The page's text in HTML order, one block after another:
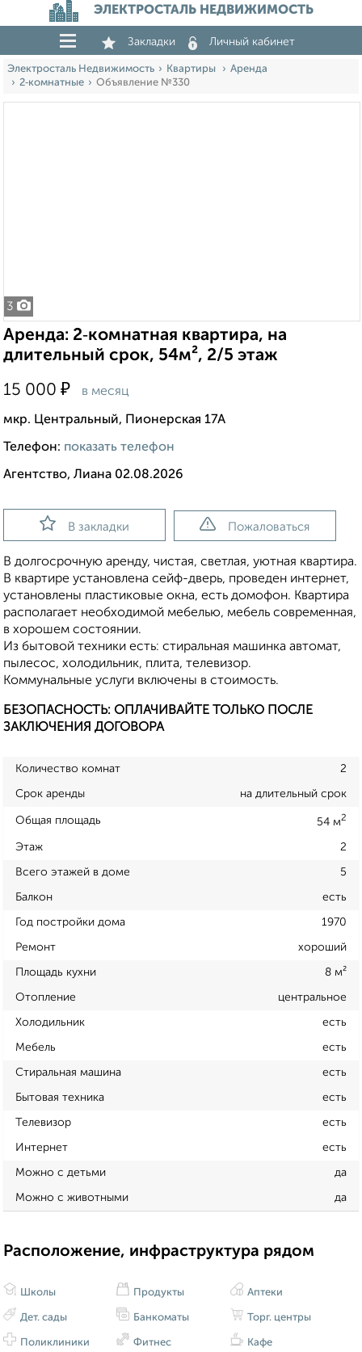
ЭЛЕКТРОСТАЛЬ НЕДВИЖИМОСТЬ
Закладки Личный кабинет
Электросталь Недвижимость Квартиры
Аренда
2‑комнатные
Объявление №330
3
Аренда: 2‑комнатная квартира, на
длительный срок, 54м², 2/5 этаж
15 000 ₽ в месяц
мкр. Центральный, Пионерская 17А
Телефон: показать телефон
Агентство, Лиана 02.08.2026
В закладки Пожаловаться
В долгосрочную аренду, чистая, светлая, уютная квартира.
В квартире установлена сейф-дверь, проведен интернет,
установлены пластиковые окна, есть домофон. Квартира
располагает необходимой мебелью, мебель современная,
в хорошем состоянии.
Из бытовой техники есть: стиральная машинка автомат,
пылесос, холодильник, плита, телевизор.
Коммунальные услуги включены в стоимость.
БЕЗОПАСНОСТЬ: ОПЛАЧИВАЙТЕ ТОЛЬКО ПОСЛЕ
ЗАКЛЮЧЕНИЯ ДОГОВОРА
Количество комнат 2
Срок аренды на длительный срок
Общая площадь 54 м2
Этаж 2
Всего этажей в доме 5
Балкон есть
Год постройки дома 1970
Ремонт хороший
Площадь кухни 8 м²
Отопление центральное
Холодильник есть
Мебель есть
Стиральная машина есть
Бытовая техника есть
Телевизор есть
Интернет есть
Можно с детьми да
Можно с животными да
Расположение, инфраструктура рядом
Школы
Дет. сады
Поликлиники
Продукты
Банкоматы
Фитнес
Аптеки
Торг. центры
Кафе